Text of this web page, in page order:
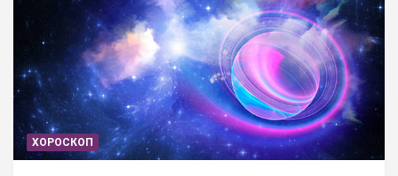
ХОРОСКОП